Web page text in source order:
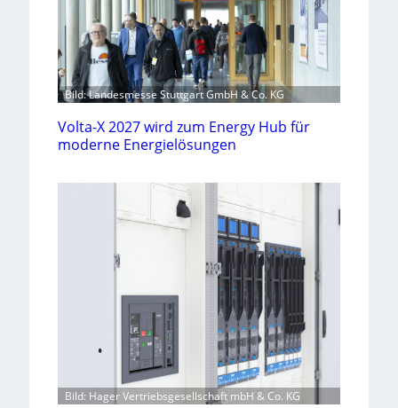
Bild: Landesmesse Stuttgart GmbH & Co. KG
Volta-X 2027 wird zum Energy Hub für
moderne Energielösungen
Bild: Hager Vertriebsgesellschaft mbH & Co. KG